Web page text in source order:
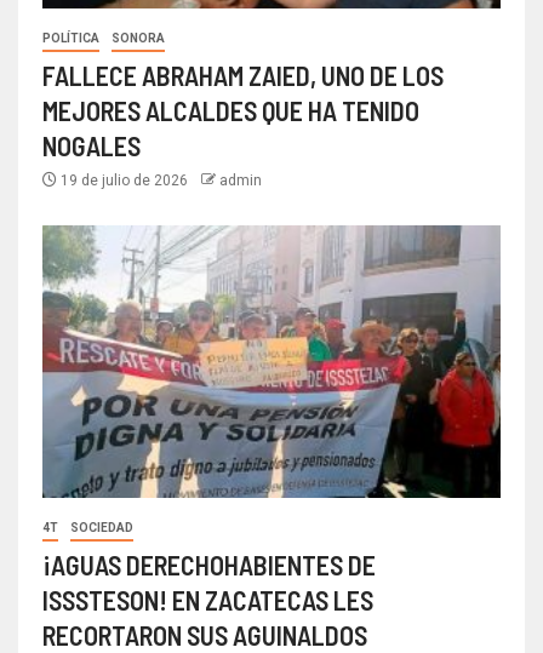
POLÍTICA SONORA
FALLECE ABRAHAM ZAIED, UNO DE LOS
MEJORES ALCALDES QUE HA TENIDO
NOGALES
19 de julio de 2026 admin
4T SOCIEDAD
¡AGUAS DERECHOHABIENTES DE
ISSSTESON! EN ZACATECAS LES
RECORTARON SUS AGUINALDOS